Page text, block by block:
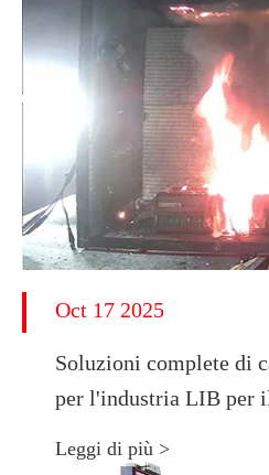
Oct 17 2025
Soluzioni complete di
per l'industria LIB per
Leggi di più >